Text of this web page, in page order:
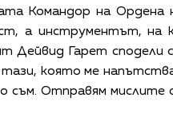
Командор на Ордена
а инструментът, на
Дейвид Гарет сподели
тази, която ме
съм. Отправям мислите